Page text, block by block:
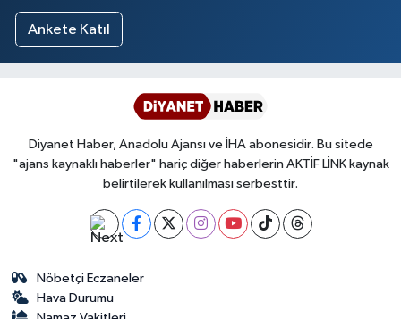
Ankete Katıl
Diyanet Haber, Anadolu Ajansı ve İHA abonesidir. Bu sitede
"ajans kaynaklı haberler" hariç diğer haberlerin AKTİF LİNK kaynak
belirtilerek kullanılması serbesttir.
Nöbetçi Eczaneler
Hava Durumu